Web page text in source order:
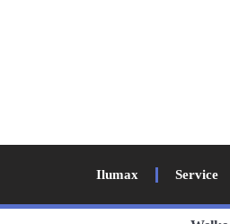
Ilumax Service